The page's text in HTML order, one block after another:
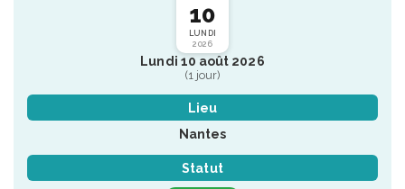
10
LUNDI
2026
Lundi 10 août 2026
(1 jour)
Lieu
Nantes
Statut